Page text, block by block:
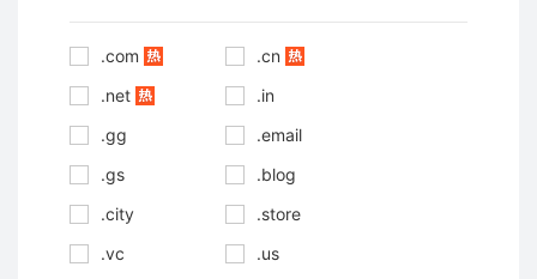
.com
.cn
.net
.in
.gg
.email
.gs
.blog
.city
.store
.vc
.us